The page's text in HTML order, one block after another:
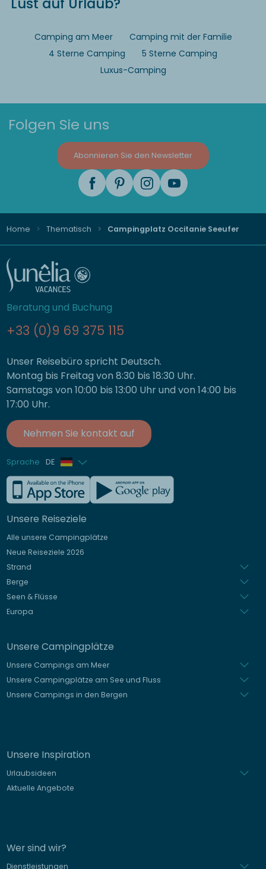
Camping am Meer
Camping mit der Familie
4 Sterne Camping
5 Sterne Camping
Luxus-Camping
Folgen Sie uns
Abonnieren Sie den Newsletter
Home Thematisch Campingplatz Occitanie Seeufer
Beratung und Buchung
+33 (0)9 69 375 115
Unser Reisebüro spricht Deutsch.
Montag bis Freitag von 8:30 bis 18:30 Uhr.
Samstags von 10:00 bis 13:00 Uhr und von 14:00 bis
17:00 Uhr.
Nehmen Sie kontakt auf
Sprache DE
Französisch
Englisch
Italienisch
Spanisch
Unsere Reiseziele
Alle unsere Campingplätze
Neue Reiseziele 2026
Strand
Berge
Seen & Flüsse
Europa
Unsere Campingplätze
Unsere Campings am Meer
Unsere Campingplätze am See und Fluss
Unsere Campings in den Bergen
Unsere Inspiration
Urlaubsideen
Aktuelle Angebote
Wer sind wir?
Dienstleistungen